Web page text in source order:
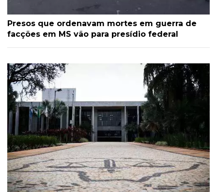
Presos que ordenavam mortes em guerra de
facções em MS vão para presídio federal